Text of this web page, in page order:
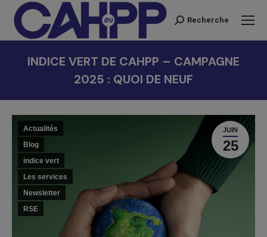
Recherche
Recherche
INDICE VERT DE CAHPP – CAMPAGNE
2025 : QUOI DE NEUF
JUIN
25
Actualités
Blog
indice vert
Les services
Newsletter
RSE